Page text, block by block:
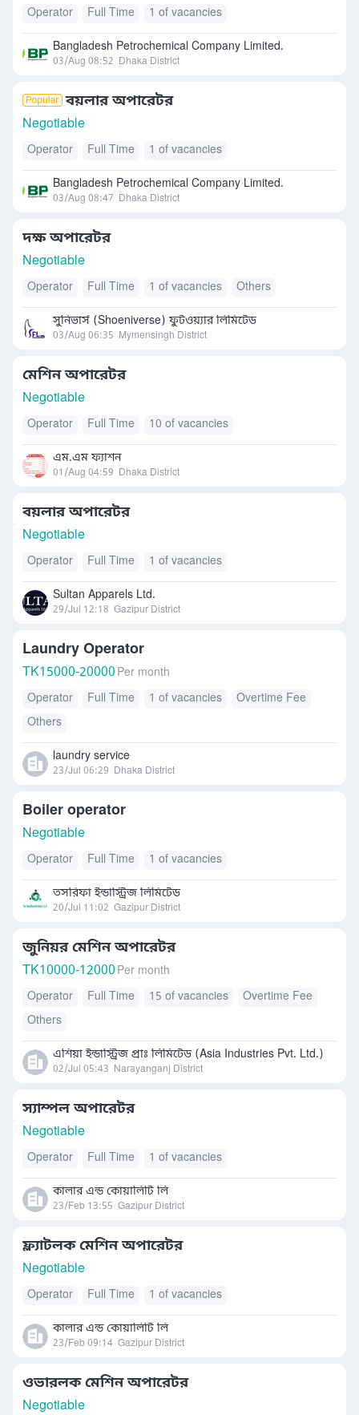
Operator Full Time 1 of vacancies
Bangladesh Petrochemical Company Limited.
03/Aug 08:52 Dhaka District
বয়লার অপারেটর
Negotiable
Operator Full Time 1 of vacancies
Bangladesh Petrochemical Company Limited.
03/Aug 08:47 Dhaka District
দক্ষ অপারেটর
Negotiable
Operator Full Time 1 of vacancies Others
সুনিভার্স (Shoeniverse) ফুটওয়্যার লিমিটেড
03/Aug 06:35 Mymensingh District
মেশিন অপারেটর
Negotiable
Operator Full Time 10 of vacancies
এম.এম ফ্যাশন
01/Aug 04:59 Dhaka District
বয়লার অপারেটর
Negotiable
Operator Full Time 1 of vacancies
Sultan Apparels Ltd.
29/Jul 12:18 Gazipur District
Laundry Operator
TK15000-20000 Per month
Operator
Full Time 1 of vacancies
Overtime Fee
Others
laundry service
23/Jul 06:29 Dhaka District
Boiler operator
Negotiable
Operator Full Time 1 of vacancies
তসরিফা ইন্ডাস্ট্রিজ লিমিটেড
20/Jul 11:02 Gazipur District
জুনিয়র মেশিন অপারেটর
TK10000-12000 Per month
Operator
Full Time 15 of vacancies
Overtime Fee
Others
এশিয়া ইন্ডাস্ট্রিজ প্রাঃ লিমিটেড (Asia Industries Pvt. Ltd.)
02/Jul 05:43 Narayanganj District
স্যাম্পল অপারেটর
Negotiable
Operator Full Time 1 of vacancies
কালার এন্ড কোয়ালিটি লি
23/Feb 13:55 Gazipur District
ফ্ল্যাটলক মেশিন অপারেটর
Negotiable
Operator Full Time 1 of vacancies
কালার এন্ড কোয়ালিটি লি
23/Feb 09:14 Gazipur District
ওভারলক মেশিন অপারেটর
Negotiable